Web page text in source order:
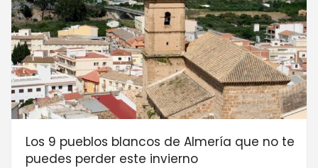
Los 9 pueblos blancos de Almería que no te
puedes perder este invierno